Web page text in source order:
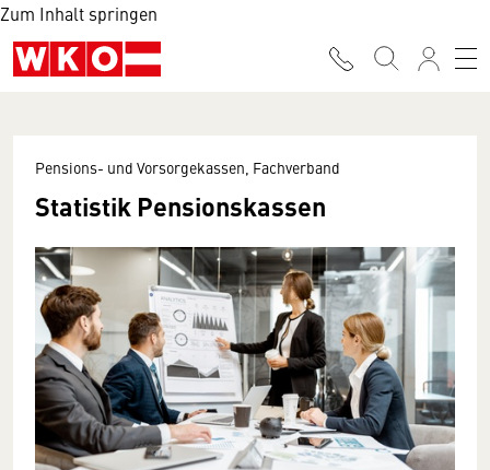
Zum Inhalt springen
Pensions- und Vorsorgekassen, Fachverband
Statistik Pensionskassen